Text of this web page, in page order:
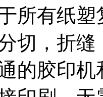
所有纸
切，折
的胶印